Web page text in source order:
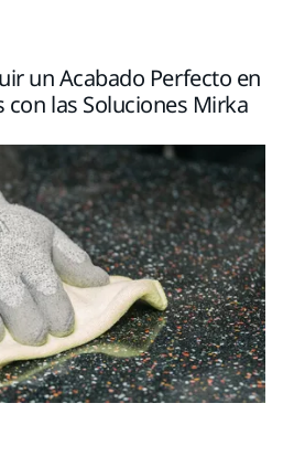
un Acabado Perfecto en
con las Soluciones Mirka